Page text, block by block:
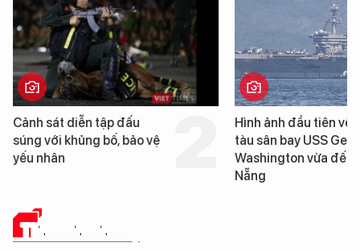
Hình ảnh đầu tiên về siêu
tàu sân bay USS George
Washington vừa đến Đà
Đà Nẵng sẽ đầu tư
6.200 tỷ đồng xây
Bến cảng Liên
đoạn 2
TIN CÔNG NGHỆ